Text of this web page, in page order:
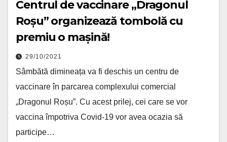
Centrul de vaccinare „Dragonul
Roșu” organizează tombolă cu
premiu o mașină!
29/10/2021
Sâmbătă dimineața va fi deschis un centru de
vaccinare în parcarea complexului comercial
„Dragonul Roșu”. Cu acest prilej, cei care se vor
vaccina împotriva Covid-19 vor avea ocazia să
participe…